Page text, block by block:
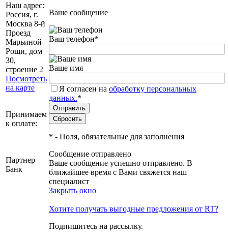
Наш адрес:
Россия, г.
Москва 8-й
Проезд
Марьиной
Рощи, дом
30,
строение 2
Посмотреть
на карте
Принимаем
к оплате:
Партнер
Банк
Ваше сообщение
Ваш телефон*
Ваше имя
Я согласен на обработку персональных
данных.*
* - Поля, обязательные для заполнения
Сообщение отправлено
Ваше сообщение успешно отправлено. В
ближайшее время с Вами свяжется наш
специалист
Закрыть окно
Хотите получать выгодные предложения от RT?
Подпишитесь на рассылку.